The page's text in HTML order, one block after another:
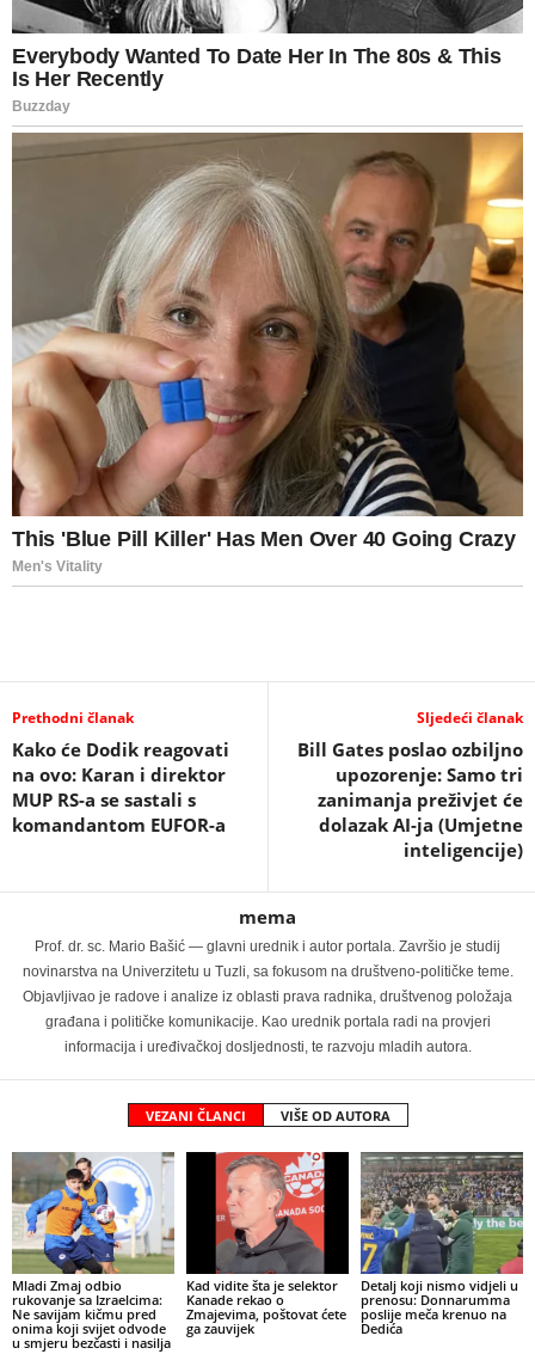
Prethodni članak
Kako će Dodik reagovati
na ovo: Karan i direktor
MUP RS-a se sastali s
komandantom EUFOR-a
Sljedeći članak
Bill Gates poslao ozbiljno
upozorenje: Samo tri
zanimanja preživjet će
dolazak AI-ja (Umjetne
inteligencije)
mema
Prof. dr. sc. Mario Bašić — glavni urednik i autor portala. Završio je studij
novinarstva na Univerzitetu u Tuzli, sa fokusom na društveno-političke teme.
Objavljivao je radove i analize iz oblasti prava radnika, društvenog položaja
građana i političke komunikacije. Kao urednik portala radi na provjeri
informacija i uređivačkoj dosljednosti, te razvoju mladih autora.
VEZANI ČLANCI VIŠE OD AUTORA
Mladi Zmaj odbio
rukovanje sa Izraelcima:
Ne savijam kičmu pred
onima koji svijet odvode
u smjeru bezčasti i nasilja
Kad vidite šta je selektor
Kanade rekao o
Zmajevima, poštovat ćete
ga zauvijek
Detalj koji nismo vidjeli u
prenosu: Donnarumma
poslije meča krenuo na
Dedića